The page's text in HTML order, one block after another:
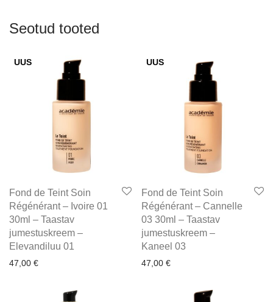
Seotud tooted
UUS
Fond de Teint Soin
Régénérant – Ivoire 01
30ml – Taastav
jumestuskreem –
Elevandiluu 01
47,00 €
UUS
Fond de Teint Soin
Régénérant – Cannelle
03 30ml – Taastav
jumestuskreem –
Kaneel 03
47,00 €